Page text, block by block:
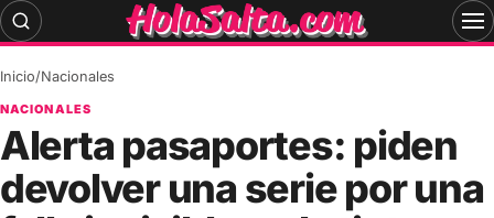
Skip
to
Inicio/Nacionales
NACIONALES
Alerta pasaportes: piden
devolver una serie por una